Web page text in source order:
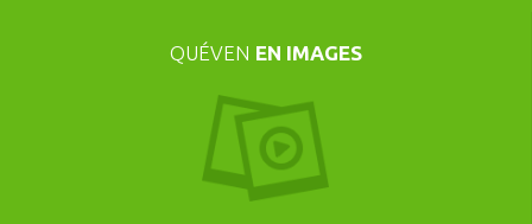
QUÉVEN EN IMAGES